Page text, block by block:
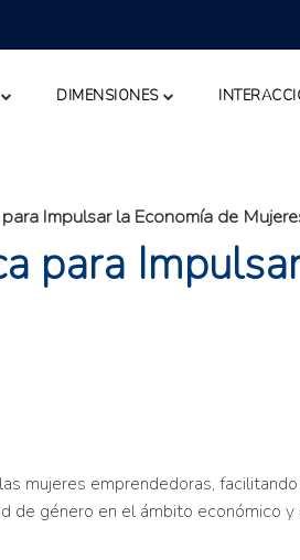
DIMENSIONES
Impulsar la Economía de
para
mujeres emprendedoras,
de género en el ámbito